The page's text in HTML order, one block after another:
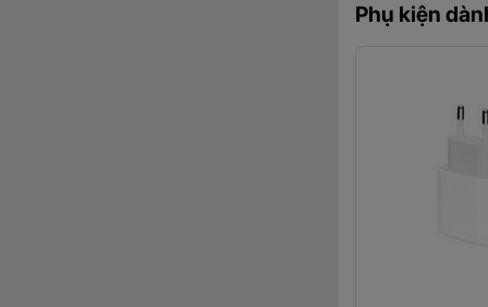
Phụ kiện